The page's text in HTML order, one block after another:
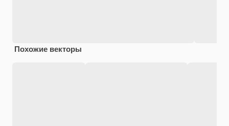
Похожие векторы